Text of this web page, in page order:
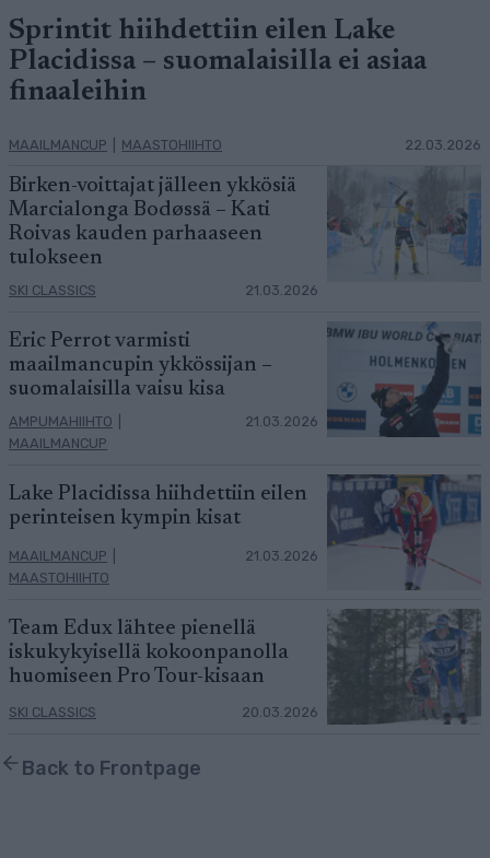
Sprintit hiihdettiin eilen Lake
Placidissa – suomalaisilla ei asiaa
finaaleihin
MAAILMANCUP MAASTOHIIHTO 22.03.2026
Birken-voittajat jälleen ykkösiä
Marcialonga Bodøssä – Kati
Roivas kauden parhaaseen
tulokseen
SKI CLASSICS 21.03.2026
Eric Perrot varmisti
maailmancupin ykkössijan –
suomalaisilla vaisu kisa
AMPUMAHIIHTO
MAAILMANCUP
21.03.2026
Lake Placidissa hiihdettiin eilen
perinteisen kympin kisat
MAAILMANCUP
MAASTOHIIHTO
21.03.2026
Team Edux lähtee pienellä
iskukykyisellä kokoonpanolla
huomiseen Pro Tour-kisaan
SKI CLASSICS 20.03.2026
Back to Frontpage